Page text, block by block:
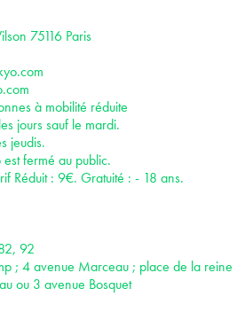
75116 Paris
à mobilité réduite
jours sauf le mardi.
jeudis.
fermé au public.
Réduit : 9€. Gratuité : - 18 ans.
92
; 4 avenue Marceau ; place de la reine
ou 3 avenue Bosquet